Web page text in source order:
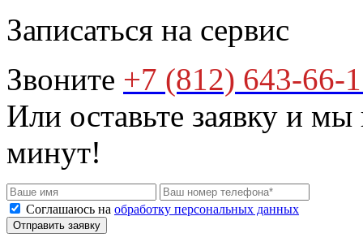
Записаться на сервис
Звоните +7 (812) 643-66-
Или оставьте заявку и
минут!
Соглашаюсь на обработку персональных данных